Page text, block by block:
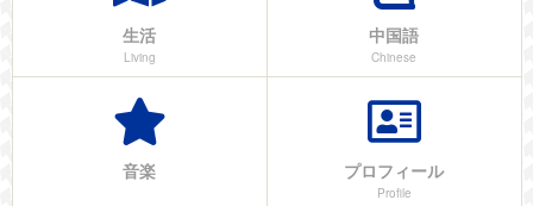
生活
Living
中国語
Chinese
音楽 プロフィール
Profile